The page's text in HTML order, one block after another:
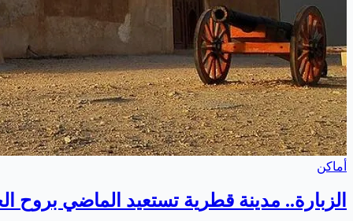
أماكن
الزبارة.. مدينة قطرية تستعيد الماضي بروح